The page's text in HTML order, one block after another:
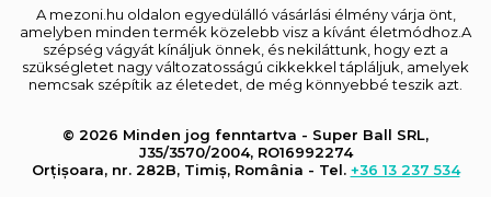
A mezoni.hu oldalon egyedülálló vásárlási élmény várja önt,
amelyben minden termék közelebb visz a kívánt életmódhoz.A
szépség vágyát kínáljuk önnek, és nekiláttunk, hogy ezt a
szükségletet nagy változatosságú cikkekkel tápláljuk, amelyek
nemcsak szépítik az életedet, de még könnyebbé teszik azt.
© 2026 Minden jog fenntartva - Super Ball SRL,
J35/3570/2004, RO16992274
Orțișoara, nr. 282B, Timiș, România - Tel. +36 13 237 534